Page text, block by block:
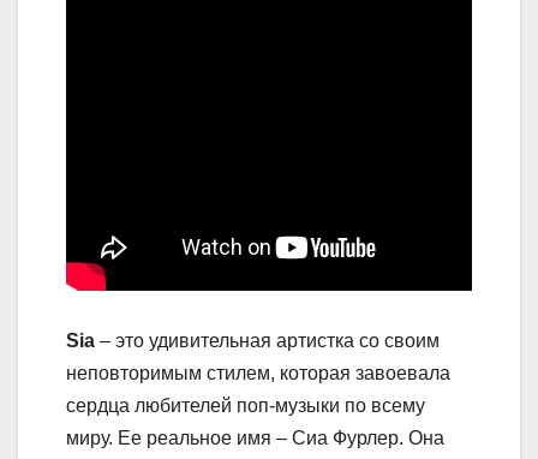
Sia – это удивительная артистка со своим
неповторимым стилем, которая завоевала
сердца любителей поп-музыки по всему
миру. Ее реальное имя – Сиа Фурлер. Она